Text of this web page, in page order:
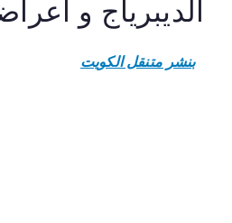
الديبرياج و
بنشر متنقل الكويت